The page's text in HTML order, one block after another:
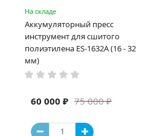
На складе
Аккумуляторный пресс
инструмент для сшитого
полиэтилена ES-1632A (16 - 32
мм)
75 000 ₽
60 000 ₽